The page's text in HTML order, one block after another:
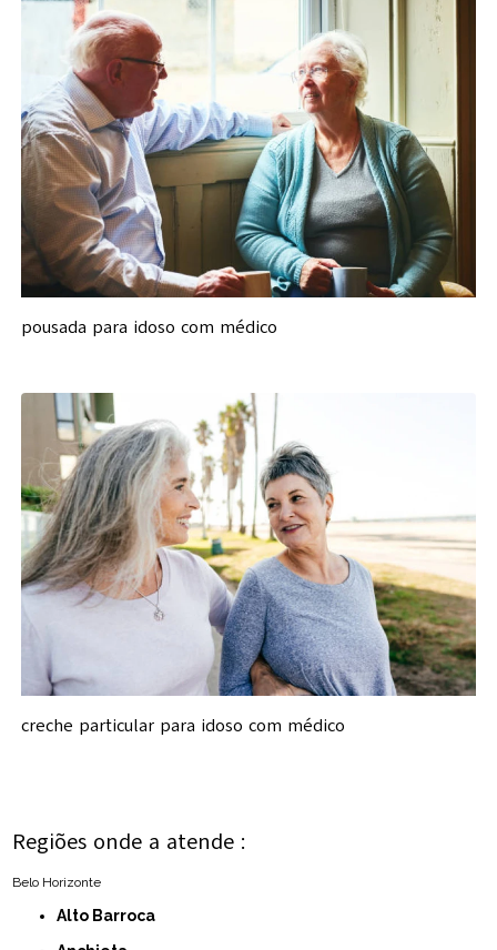
pousada para idoso com médico
creche particular para idoso com médico
Regiões onde a atende :
Belo Horizonte
Alto Barroca